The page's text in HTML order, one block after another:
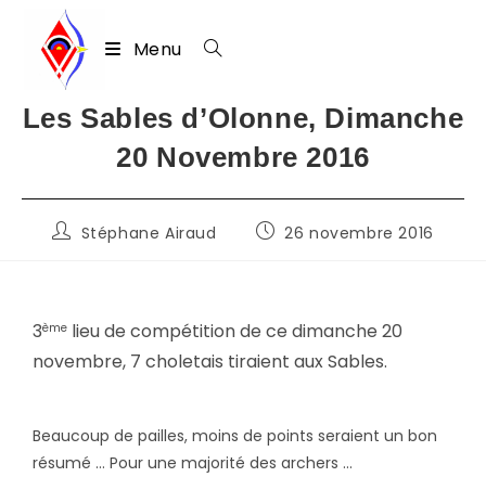
Skip
Menu
Les Sables d’Olonne, Dimanche
20 Novembre 2016
Auteur/autrice
Stéphane Airaud
Publication
26 novembre 2016
3ème lieu de compétition de ce dimanche 20
novembre, 7 choletais tiraient aux Sables.
Beaucoup de pailles, moins de points seraient un bon
résumé … Pour une majorité des archers …